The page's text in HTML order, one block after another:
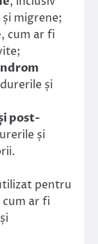
migrene;
, cum ar fi
și
post-
și
pentru
ar fi
și